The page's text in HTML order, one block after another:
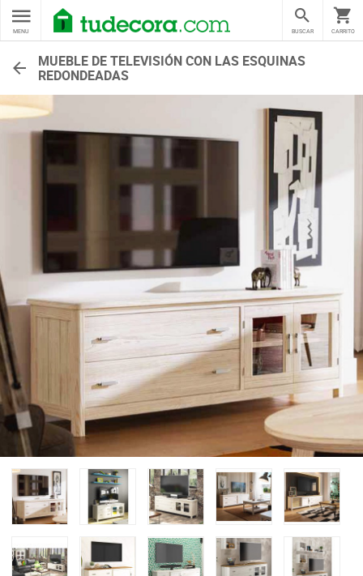
MENU CARRITO
BUSCAR
MUEBLE DE TELEVISIÓN CON LAS ESQUINAS
REDONDEADAS